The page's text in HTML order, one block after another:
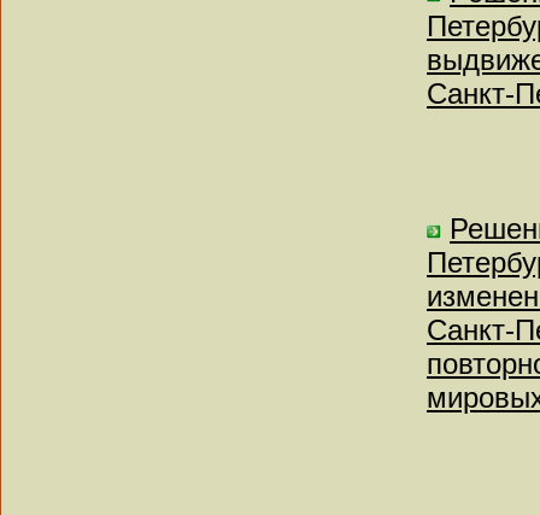
Санкт-
Санкт-